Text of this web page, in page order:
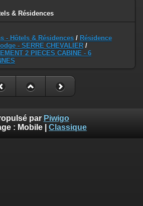
& Résidences
- Hôtels & Résidences / Résidence
- SERRE CHEVALIER /
2 PIECES CABINE - 6
par Piwigo
: Mobile Classique